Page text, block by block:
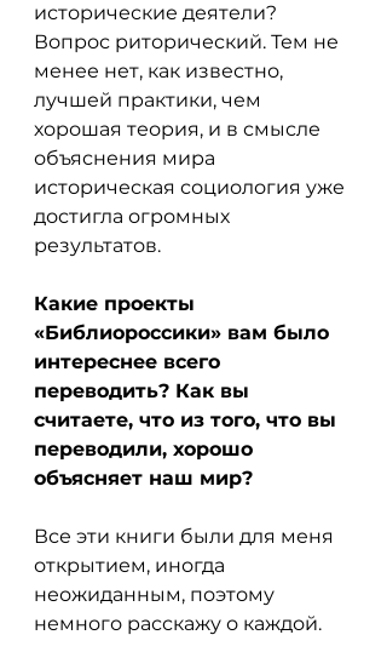
исторические деятели?
Вопрос риторический. Тем не
менее нет, как известно,
лучшей практики, чем
хорошая теория, и в смысле
объяснения мира
историческая социология уже
достигла огромных
результатов.
Какие проекты
«Библиороссики» вам было
интереснее всего
переводить? Как вы
считаете, что из того, что вы
переводили, хорошо
объясняет наш мир?
Все эти книги были для меня
открытием, иногда
неожиданным, поэтому
немного расскажу о каждой.